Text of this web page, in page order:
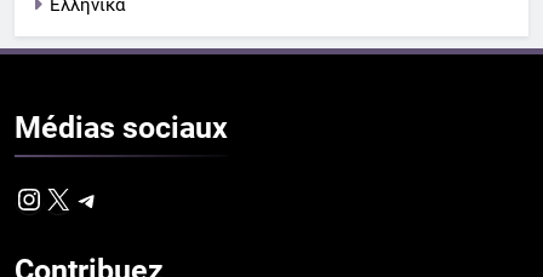
Ελληνικά
Médias sociaux
Instagram